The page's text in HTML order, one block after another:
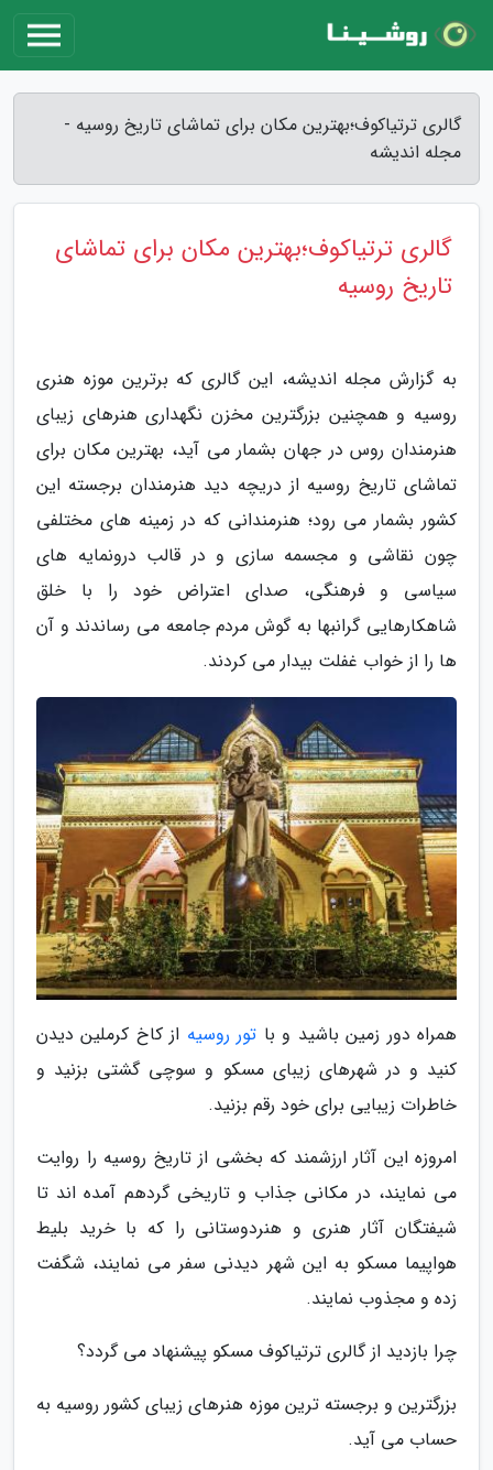
گالری ترتیاکوف؛بهترین مکان برای تماشای تاریخ روسیه -
مجله اندیشه
گالری ترتیاکوف؛بهترین مکان برای تماشای
تاریخ روسیه
به گزارش مجله اندیشه، این گالری که برترین موزه هنری
روسیه و همچنین بزرگترین مخزن نگهداری هنرهای زیبای
هنرمندان روس در جهان بشمار می آید، بهترین مکان برای
تماشای تاریخ روسیه از دریچه دید هنرمندان برجسته این
کشور بشمار می رود؛ هنرمندانی که در زمینه های مختلفی
چون نقاشی و مجسمه سازی و در قالب درونمایه های
سیاسی و فرهنگی، صدای اعتراض خود را با خلق
شاهکارهایی گرانبها به گوش مردم جامعه می رساندند و آن
ها را از خواب غفلت بیدار می کردند.
همراه دور زمین باشید و با تور روسیه از کاخ کرملین دیدن
کنید و در شهرهای زیبای مسکو و سوچی گشتی بزنید و
خاطرات زیبایی برای خود رقم بزنید.
امروزه این آثار ارزشمند که بخشی از تاریخ روسیه را روایت
می نمایند، در مکانی جذاب و تاریخی گردهم آمده اند تا
شیفتگان آثار هنری و هنردوستانی را که با خرید بلیط
هواپیما مسکو به این شهر دیدنی سفر می نمایند، شگفت
زده و مجذوب نمایند.
چرا بازدید از گالری ترتیاکوف مسکو پیشنهاد می گردد؟
بزرگترین و برجسته ترین موزه هنرهای زیبای کشور روسیه به
حساب می آید.